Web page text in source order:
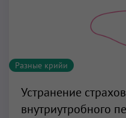
Разные крийи
Устранение
внутриутробного